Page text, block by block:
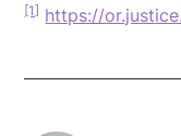
[1] https://